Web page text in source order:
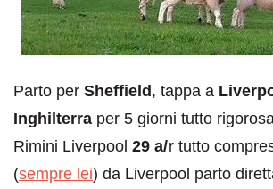
Parto per Sheffield , tappa a
Inghilterra per 5 giorni tutto
Rimini Liverpool 29 a/r tutto
(sempre lei) da Liverpool parto